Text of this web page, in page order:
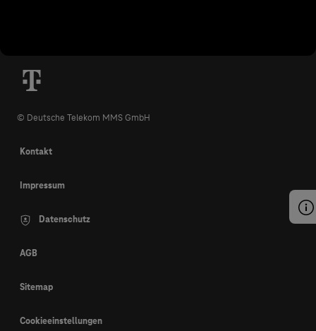
© Deutsche Telekom MMS GmbH
Kontakt
Impressum
Datenschutz
AGB
Sitemap
Cookieeinstellungen